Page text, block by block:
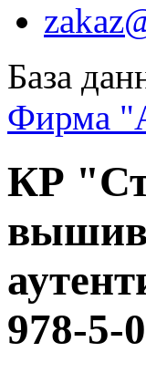
База
Фирма
КР
978-5-